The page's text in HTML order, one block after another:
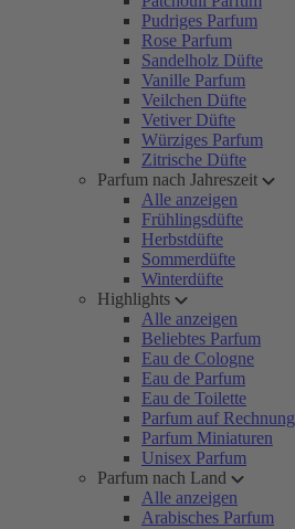
Pudriges Parfum
Rose Parfum
Sandelholz Düfte
Vanille Parfum
Veilchen Düfte
Vetiver Düfte
Würziges Parfum
Zitrische Düfte
Parfum nach Jahreszeit
Alle anzeigen
Frühlingsdüfte
Herbstdüfte
Sommerdüfte
Winterdüfte
Highlights
Alle anzeigen
Beliebtes Parfum
Eau de Cologne
Eau de Parfum
Eau de Toilette
Parfum auf Rechnung
Parfum Miniaturen
Unisex Parfum
Parfum nach Land
Alle anzeigen
Arabisches Parfum